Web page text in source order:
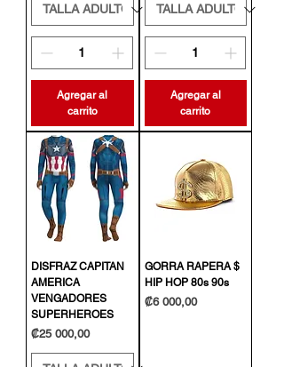
Agregar al
carrito
Agregar al
carrito
DISFRAZ CAPITAN
AMERICA
VENGADORES
SUPERHEROES
Precio
₡25 000,00
GORRA RAPERA $
HIP HOP 80s 90s
Precio
₡6 000,00